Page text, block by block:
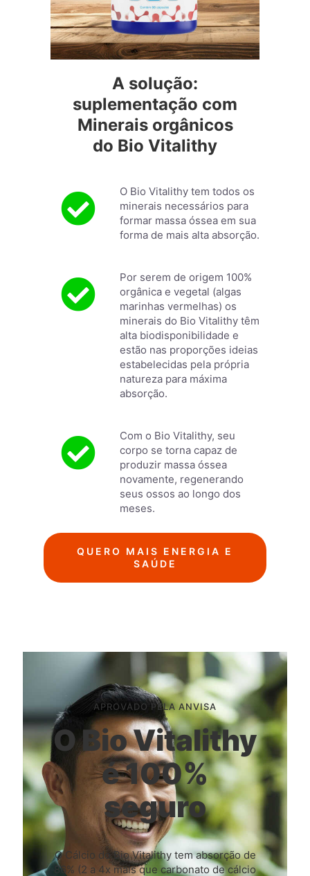
A solução:
suplementação com
Minerais orgânicos
do Bio Vitalithy
O Bio Vitalithy tem todos os
minerais necessários para
formar massa óssea em sua
forma de mais alta absorção.
Por serem de origem 100%
orgânica e vegetal (algas
marinhas vermelhas) os
minerais do Bio Vitalithy têm
alta biodisponibilidade e
estão nas proporções ideias
estabelecidas pela própria
natureza para máxima
absorção.
Com o Bio Vitalithy, seu
corpo se torna capaz de
produzir massa óssea
novamente, regenerando
seus ossos ao longo dos
meses.
QUERO MAIS ENERGIA E
SAÚDE
APROVADO PELA ANVISA
O Bio Vitalithy
é 100%
seguro
O Cálcio do Bio Vitalithy tem absorção de
86% (2 a 4x mais que carbonato de cálcio